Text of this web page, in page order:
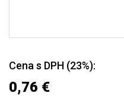
Cena s DPH (23%):
0,76 €